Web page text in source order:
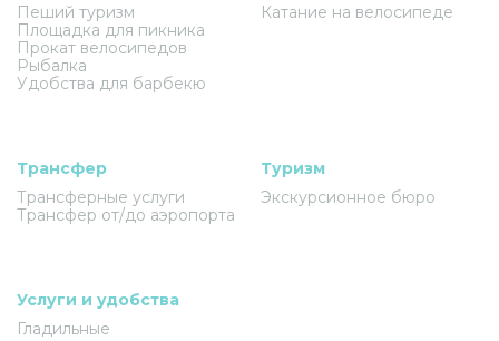
Пеший туризм
Площадка для пикника
Прокат велосипедов
Рыбалка
Удобства для барбекю
Катание на велосипеде
Трансфер
Трансферные услуги
Трансфер от/до аэропорта
Туризм
Экскурсионное бюро
Услуги и удобства
Гладильные